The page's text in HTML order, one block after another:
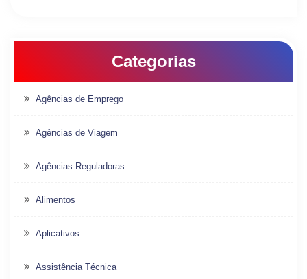
Categorias
Agências de Emprego
Agências de Viagem
Agências Reguladoras
Alimentos
Aplicativos
Assistência Técnica